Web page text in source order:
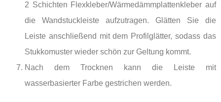
2 Schichten Flexkleber/Wärmedämmplattenkleber auf
die Wandstuckleiste aufzutragen. Glätten Sie die
Leiste anschließend mit dem Profilglätter, sodass das
Stukkomuster wieder schön zur Geltung kommt.
Nach dem Trocknen kann die Leiste mit
wasserbasierter Farbe gestrichen werden.